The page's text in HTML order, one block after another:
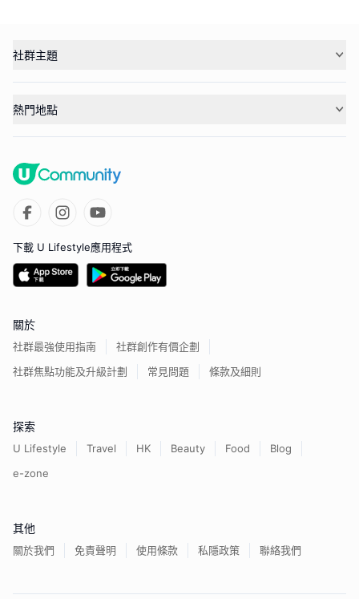
社群主題
熱門地點
下載 U Lifestyle應用程式
關於
社群最強使用指南
社群創作有價企劃
社群焦點功能及升級計劃
常見問題 條款及細則
探索
U Lifestyle Travel HK Beauty Food
Blog
e-zone
其他
關於我們 免責聲明 使用條款 私隱政策 聯絡我們